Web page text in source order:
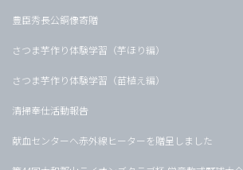
豊臣秀長公銅像寄贈
さつま芋作り体験学習（芋ほり編）
さつま芋作り体験学習（苗植え編）
清掃奉仕活動報告
献血センターへ赤外線ヒーターを贈呈しました